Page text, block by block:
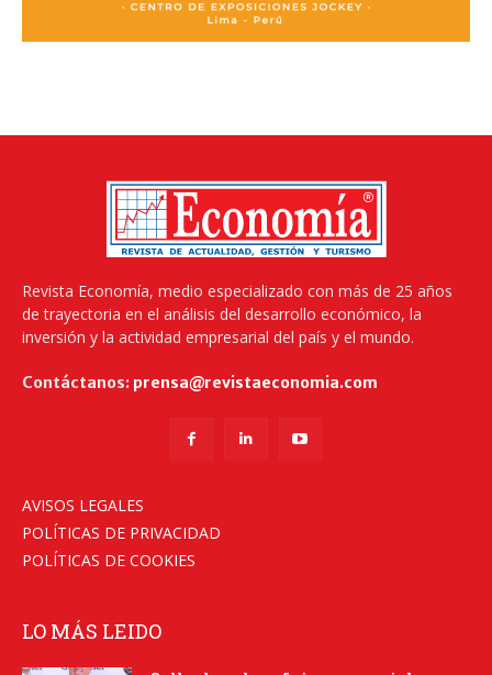
Revista Economía, medio especializado con más de 25 años
de trayectoria en el análisis del desarrollo económico, la
inversión y la actividad empresarial del país y el mundo.
Contáctanos: prensa@revistaeconomia.com
AVISOS LEGALES
POLÍTICAS DE PRIVACIDAD
POLÍTICAS DE COOKIES
LO MÁS LEIDO